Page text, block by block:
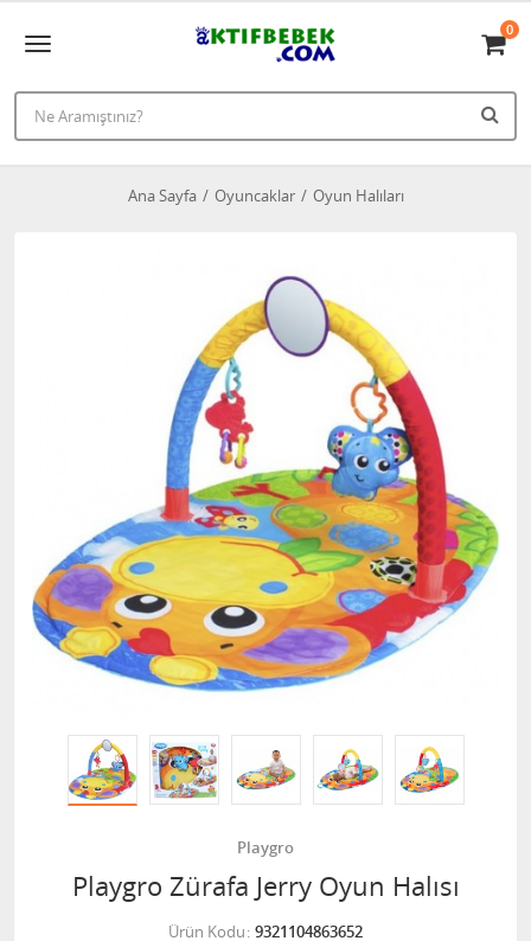
0
Ana Sayfa Oyuncaklar Oyun Halıları
Playgro
Playgro Zürafa Jerry Oyun Halısı
Ürün Kodu 9321104863652